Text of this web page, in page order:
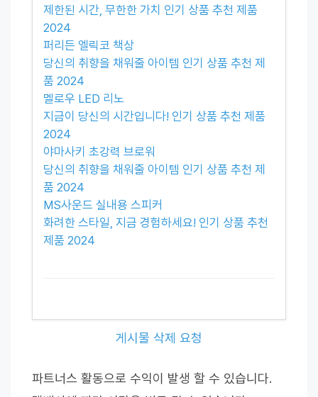
제한된 시간, 무한한 가치 인기 상품 추천 제품
2024
퍼리든 엘릭코 책상
당신의 취향을 채워줄 아이템 인기 상품 추천 제
품 2024
멜로우 LED 리노
지금이 당신의 시간입니다! 인기 상품 추천 제품
2024
야마사키 초강력 브로워
당신의 취향을 채워줄 아이템 인기 상품 추천 제
품 2024
MS사운드 실내용 스피커
화려한 스타일, 지금 경험하세요! 인기 상품 추천
제품 2024
게시물 삭제 요청
파트너스 활동으로 수익이 발생 할 수 있습니다.